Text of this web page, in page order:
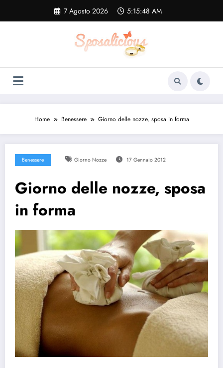
contenuto
7 Agosto 2026 5:15:48 AM
Home Benessere Giorno delle nozze, sposa in forma
Benessere Giorno Nozze 17 Gennaio 2012
Giorno delle nozze, sposa
in forma